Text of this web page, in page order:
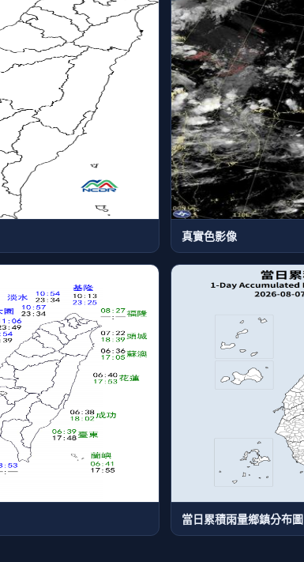
真實色影像
當日累積雨量鄉鎮分布圖